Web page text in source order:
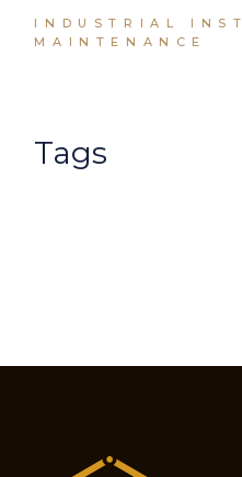
INDUSTRIAL
MAINTENANCE
Tags